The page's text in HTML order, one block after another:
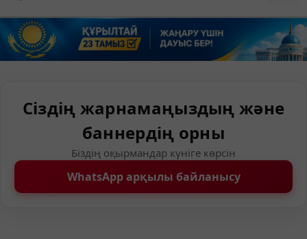
Сіздің жарнамаңыздың және
баннердің орны
Біздің оқырмандар күніге көрсін
WhatsApp арқылы байланысу